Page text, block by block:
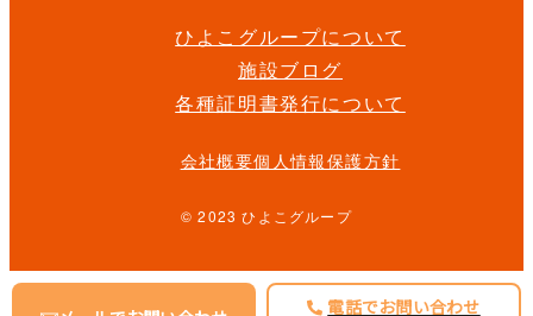
ひよこグループについて
施設ブログ
各種証明書発行について
会社概要個人情報保護方針
© 2023 ひよこグループ
電話でお問い合わせ